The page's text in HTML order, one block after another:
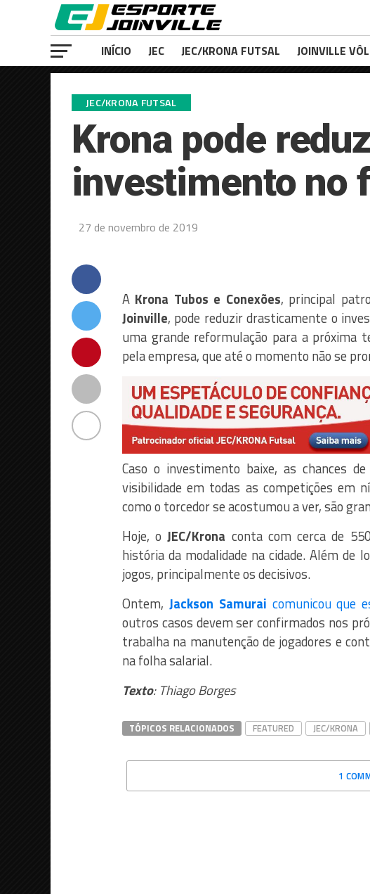
INÍCIO JEC JEC/KRONA FUTSAL JOINVILLE
JEC/KRONA FUTSAL
Krona pode
investimento no
27 de novembro de 2019
A Krona Tubos e Conexões, principal
Joinville, pode reduzir drasticamente o
uma grande reformulação para a próxima
pela empresa, que até o momento não se
Caso o investimento baixe, as chances
visibilidade em todas as competições em
como o torcedor se acostumou a ver, são
Hoje, oJEC/Krona conta com cerca de
história da modalidade na cidade. Além de
jogos, principalmente os decisivos.
Ontem, Jackson Samurai comunicou que
outros casos devem ser confirmados nos
trabalha na manutenção de jogadores e
na folha salarial.
Texto: Thiago Borges
TÓPICOS RELACIONADOS FEATURED JEC/KRONA
1